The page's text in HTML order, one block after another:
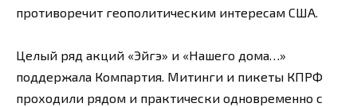
противоречит геополитическим интересам США.
Целый ряд акций «Эйгэ» и «Нашего дома…»
поддержала Компартия. Митинги и пикеты КПРФ
проходили рядом и практически одновременно с